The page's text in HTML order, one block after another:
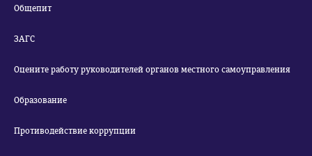
Общепит
ЗАГС
Оцените работу руководителей органов местного самоуправления
Образование
Противодействие коррупции